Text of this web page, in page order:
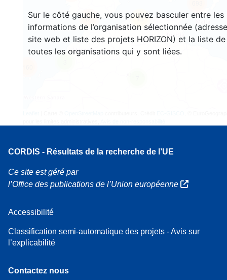
Sur le côté gauche, vous pouvez basculer entre les
informations de l’organisation sélectionnée
site web et liste des projets HORIZON) et la liste de
toutes les organisations qui y sont liées.
13
422
CORDIS - Résultats de la recherche de l’UE
Ce site est géré par
l’Office des publications de l’Union européenne
Accessibilité
Classification semi-automatique des projets - Avis sur
l’explicabilité
Contactez nous